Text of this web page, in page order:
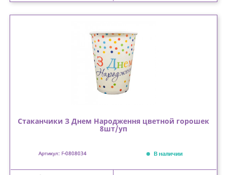
Стаканчики З Днем Народження цветной горошек
8шт/уп
Артикул: F-0808034 В наличии